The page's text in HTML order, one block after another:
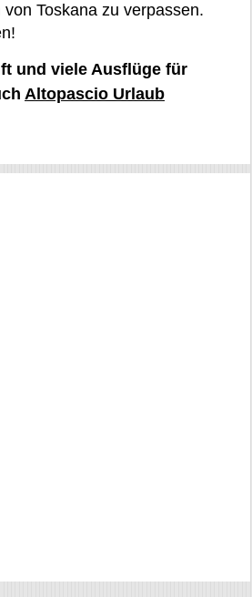
Toskana zu verpassen.
und viele Ausflüge für
Altopascio Urlaub